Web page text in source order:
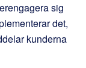
sig
det,
kunderna